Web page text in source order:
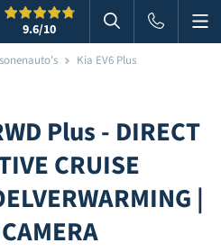
9.6/10 Zoeken in
Kia EV6 Plus
Plus - DIRECT
CRUISE
|